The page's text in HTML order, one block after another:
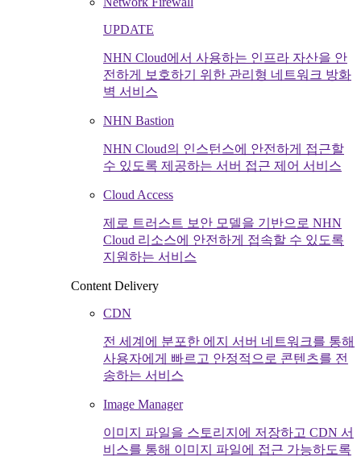
UPDATE
NHN Cloud에서 사용하는 인프라 자산을 안
전하게 보호하기 위한 관리형 네트워크 방화
벽 서비스
NHN Bastion
NHN Cloud의 인스턴스에 안전하게 접근할
수 있도록 제공하는 서버 접근 제어 서비스
Cloud Access
제로 트러스트 보안 모델을 기반으로 NHN
Cloud 리소스에 안전하게 접속할 수 있도록
지원하는 서비스
Content Delivery
CDN
전 세계에 분포한 에지 서버 네트워크를 통해
사용자에게 빠르고 안정적으로 콘텐츠를 전
송하는 서비스
Image Manager
이미지 파일을 스토리지에 저장하고 CDN 서
비스를 통해 이미지 파일에 접근 가능하도록